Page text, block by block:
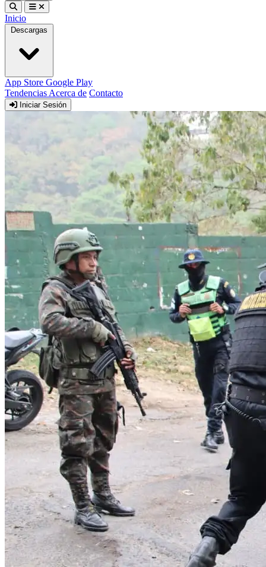
Inicio
Descargas
App Store Google Play
Tendencias Acerca de Contacto
Iniciar Sesión